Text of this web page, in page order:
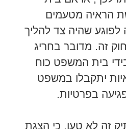
הראיה מטעמים
לפוגע שהיה צד להליך
זה. מדובר בחריג
בית המשפט כוח
יתקבלו במשפט
בפרטיות.
זה לא טען, כי הצגת